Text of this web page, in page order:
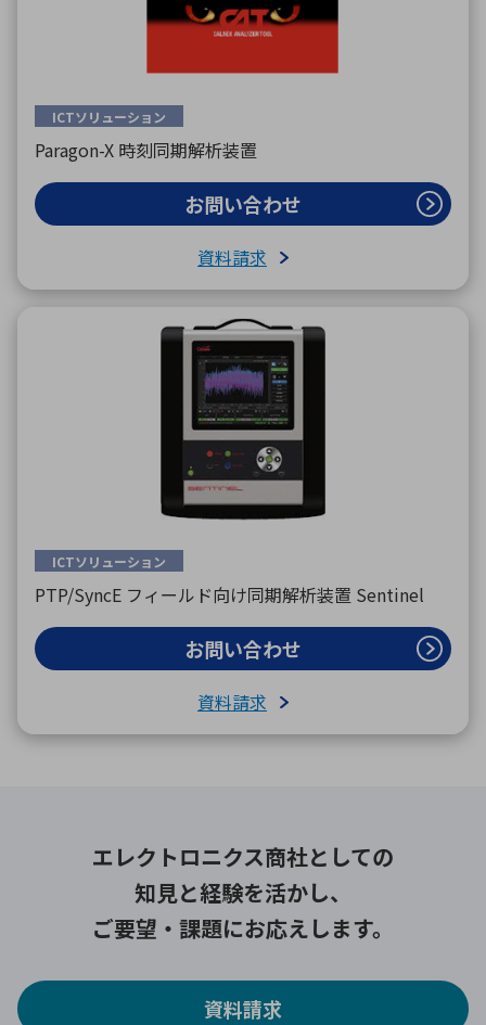
ICTソリューション
Paragon-X 時刻同期解析装置
お問い合わせ
資料請求
ICTソリューション
PTP/SyncE フィールド向け同期解析装置 Sentinel
お問い合わせ
資料請求
エレクトロニクス商社としての
知見と経験を活かし、
ご要望・課題にお応えします。
資料請求